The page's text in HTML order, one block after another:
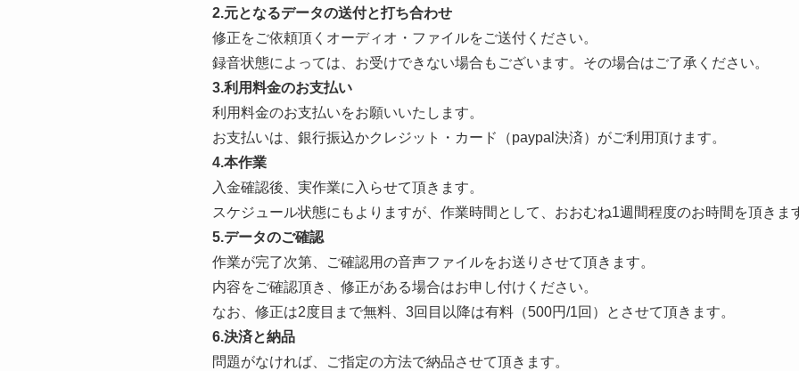
2.元となるデータの送付と打ち合わせ
修正をご依頼頂くオーディオ・ファイルをご送付ください。
録音状態によっては、お受けできない場合もございます。その場合はご了承ください。
3.利用料金のお支払い
利用料金のお支払いをお願いいたします。
お支払いは、銀行振込かクレジット・カード（paypal決済）がご利用頂けます。
4.本作業
入金確認後、実作業に入らせて頂きます。
スケジュール状態にもよりますが、作業時間として、おおむね1週間程度のお時間を頂きま
5.データのご確認
作業が完了次第、ご確認用の音声ファイルをお送りさせて頂きます。
内容をご確認頂き、修正がある場合はお申し付けください。
なお、修正は2度目まで無料、3回目以降は有料（500円/1回）とさせて頂きます。
6.決済と納品
問題がなければ、
ご指定の方法で納品させて頂きます。